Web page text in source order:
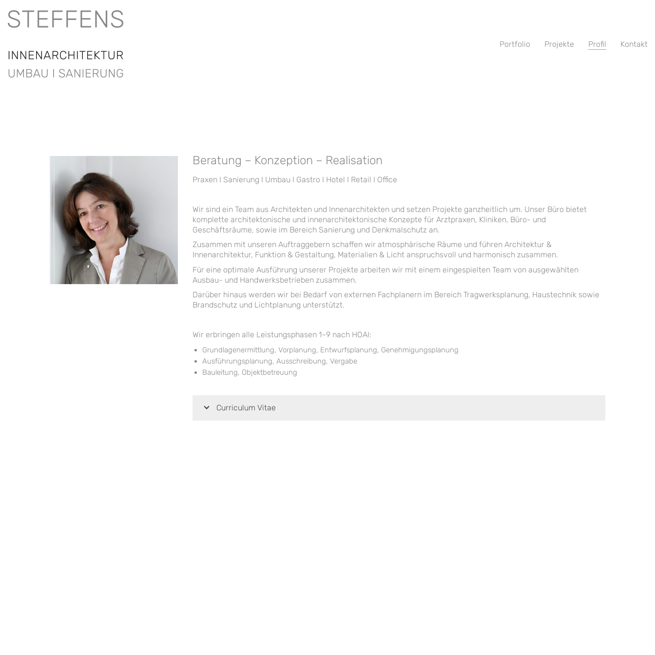
Portfolio Projekte Profil Kontakt
Beratung – Konzeption – Realisation
Praxen I Sanierung I Umbau I Gastro I Hotel I Retail I Office
Wir sind ein Team aus Architekten und Innenarchitekten und setzen Projekte ganzheitlich um. Unser Büro bietet
komplette architektonische und innenarchitektonische Konzepte für Arztpraxen, Kliniken, Büro- und
Geschäftsräume, sowie im Bereich Sanierung und Denkmalschutz an.
Zusammen mit unseren Auftraggebern schaffen wir atmosphärische Räume und führen Architektur &
Innenarchitektur, Funktion & Gestaltung, Materialien & Licht anspruchsvoll und harmonisch zusammen.
Für eine optimale Ausführung unserer Projekte arbeiten wir mit einem eingespielten Team von ausgewählten
Ausbau- und Handwerksbetrieben zusammen.
Darüber hinaus werden wir bei Bedarf von externen Fachplanern im Bereich Tragwerksplanung, Haustechnik sowie
Brandschutz und Lichtplanung unterstützt.
Wir erbringen alle Leistungsphasen 1–9 nach HOAI:
Grundlagenermittlung, Vorplanung, Entwurfsplanung, Genehmigungsplanung
Ausführungsplanung, Ausschreibung, Vergabe
Bauleitung, Objektbetreuung
Curriculum Vitae